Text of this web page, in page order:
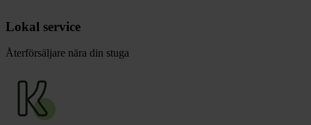
Lokal service
Återförsäljare nära din stuga